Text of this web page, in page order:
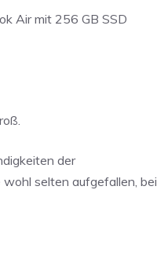
Air mit 256 GB SSD
der
selten aufgefallen, bei